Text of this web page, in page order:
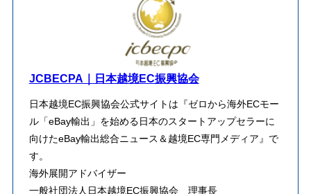
JCBECPA｜日本越境EC振興協会
日本越境EC振興協会公式サイトは『ゼロから海外ECモー
ル「eBay輸出」を始める日本のスタートアップセラーに
向けたeBay輸出総合ニュース＆越境EC専門メディア』で
す。
海外展開アドバイザー
一般社団法人日本越境EC振興協会 理事長